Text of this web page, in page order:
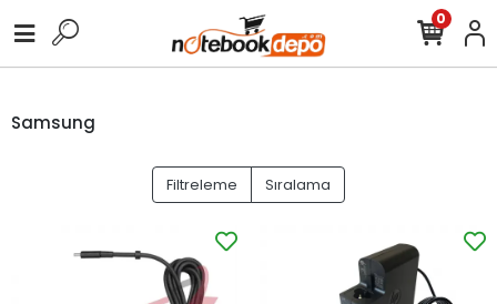
0
Samsung
Filtreleme Sıralama